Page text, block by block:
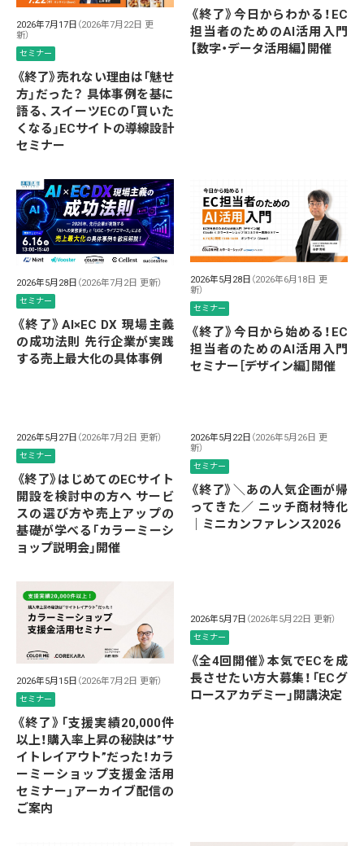
2026年7月17日 （2026年7月22日 更
新）
セミナー
《終了》売れない理由は「魅せ
方」だった？ 具体事例を基に
語る、スイーツECの「買いた
くなる」ECサイトの導線設計
セミナー
《終了》今日からわかる！EC
担当者のためのAI活用入門
【数字・データ活用編】開催
2026年5月28日 （2026年7月2日 更新）
セミナー
《終了》AI×EC DX 現場主義
の成功法則 先行企業が実践
する売上最大化の具体事例
2026年5月28日 （2026年6月18日 更
新）
セミナー
《終了》今日から始める！EC
担当者のためのAI活用入門
セミナー［デザイン編］開催
2026年5月27日 （2026年7月2日 更新）
セミナー
《終了》はじめてのECサイト
開設を検討中の方へ サービ
スの選び方や売上アップの
基礎が学べる「カラーミーシ
ョップ説明会」開催
2026年5月22日 （2026年5月26日 更
新）
セミナー
《終了》＼あの人気企画が帰
ってきた／ ニッチ商材特化
｜ミニカンファレンス2026
2026年5月15日 （2026年7月2日 更新）
セミナー
《終了》「支援実績20,000件
以上！購入率上昇の秘訣は”サ
イトレイアウト”だった！カラ
ーミーショップ支援金活用
セミナー」アーカイブ配信の
ご案内
2026年5月7日 （2026年5月22日 更新）
セミナー
《全4回開催》本気でECを成
長させたい方大募集！「ECグ
ロースアカデミー」開講決定